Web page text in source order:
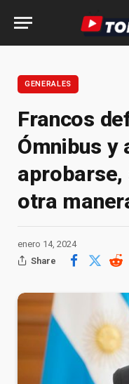
GENERALES
Francos
Ómnibus y
aprobarse,
otra
enero 14, 2024
Share